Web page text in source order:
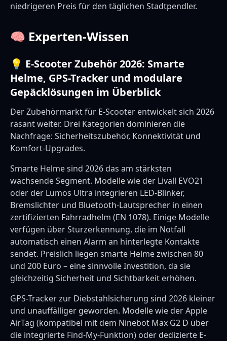
niedrigeren Preis für den täglichen Stadtpendler.
🧠 Experten-Wissen
💡 E-Scooter Zubehör 2026: Smarte
Helme, GPS-Tracker und modulare
Gepäcklösungen im Überblick
Der Zubehörmarkt für E-Scooter entwickelt sich 2026
rasant weiter. Drei Kategorien dominieren die
Nachfrage: Sicherheitszubehör, Konnektivität und
Komfort-Upgrades.
Smarte Helme sind 2026 das am stärksten
wachsende Segment. Modelle wie der Livall EVO21
oder der Lumos Ultra integrieren LED-Blinker,
Bremslichter und Bluetooth-Lautsprecher in einen
zertifizierten Fahrradhelm (EN 1078). Einige Modelle
verfügen über Sturzerkennung, die im Notfall
automatisch einen Alarm an hinterlegte Kontakte
sendet. Preislich liegen smarte Helme zwischen 80
und 200 Euro – eine sinnvolle Investition, da sie
gleichzeitig Sicherheit und Sichtbarkeit erhöhen.
GPS-Tracker zur Diebstahlsicherung sind 2026 kleiner
und unauffälliger geworden. Modelle wie der Apple
AirTag (kompatibel mit dem Ninebot Max G2 D über
die integrierte Find-My-Funktion) oder dedizierte E-